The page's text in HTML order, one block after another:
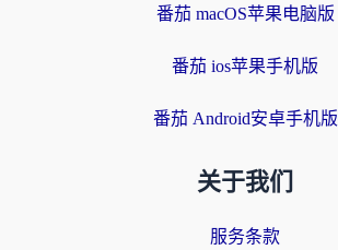
番茄 macOS苹果电脑版
番茄 ios苹果手机版
番茄 Android安卓手机版
关于我们
服务条款